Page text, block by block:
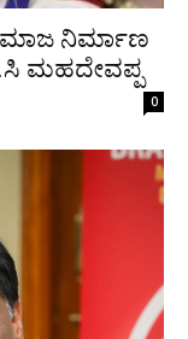
ನಿರ್ಮಾಣ
ಮಹದೇವಪ್ಪ
0